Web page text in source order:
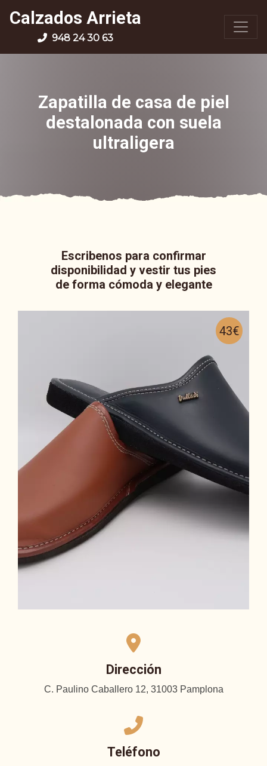
Calzados Arrieta
948 24 30 63
Zapatilla de casa de piel
destalonada con suela
ultraligera
Escribenos para confirmar
disponibilidad y vestir tus pies
de forma cómoda y elegante
43€
Dirección
C. Paulino Caballero 12, 31003 Pamplona
Teléfono